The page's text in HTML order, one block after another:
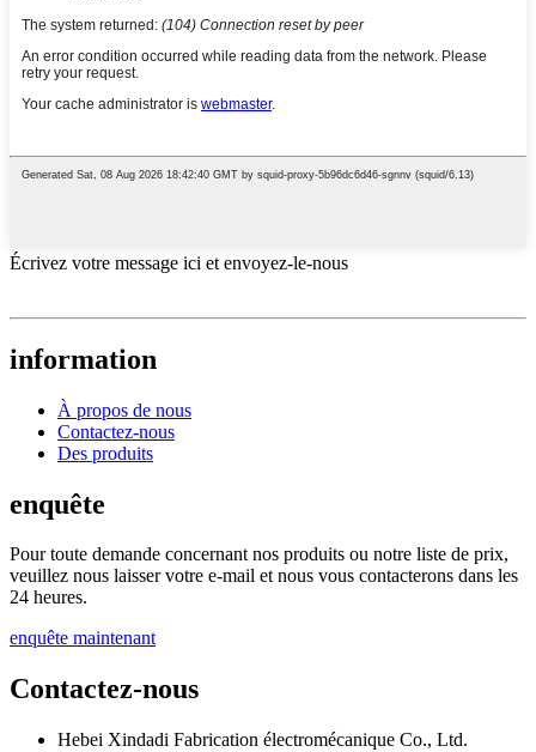
Écrivez votre message ici et envoyez-le-nous
information
À propos de nous
Contactez-nous
Des produits
enquête
Pour toute demande concernant nos produits ou notre liste de prix,
veuillez nous laisser votre e-mail et nous vous contacterons dans les
24 heures.
enquête maintenant
Contactez-nous
Hebei Xindadi Fabrication électromécanique Co., Ltd.